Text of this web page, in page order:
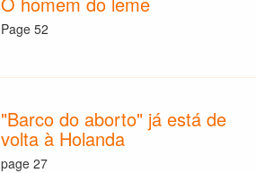
Page 52
"Barco do aborto" já está de
volta à Holanda
page 27